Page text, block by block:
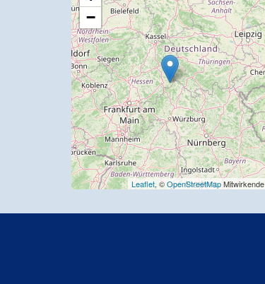
−
Leaflet, ©OpenStreetMapMitwirkende